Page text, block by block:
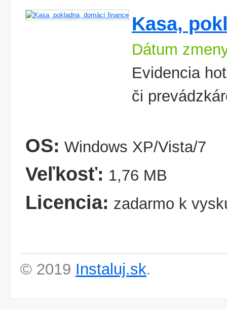
Kasa,
Dátum
Evidencia
či
OS: Windows XP/Vista/7
Veľkosť: 1,76 MB
Licencia: zadarmo k
© 2019 Instaluj.sk.